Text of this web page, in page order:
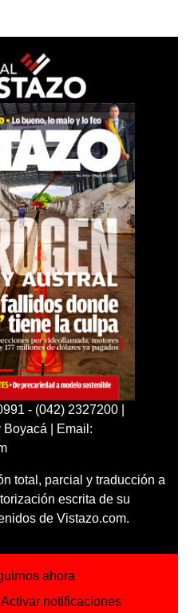
- (042) 2327200 |
Boyacá | Email:
total, parcial y traducción a
escrita de su
de Vistazo.com.
ahora
Activar notificaciones